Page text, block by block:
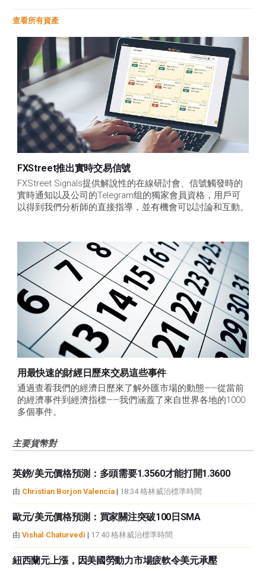
查看所有資產
FXStreet推出實時交易信號
FXStreet Signals提供解說性的在線研討會、信號觸發時的
實時通知以及公司的Telegram组的獨家會員資格，用戶可
以得到我們分析師的直接指導，並有機會可以討論和互動。
用最快速的財經日歷來交易這些事件
通過查看我們的經濟日歷來了解外匯市場的動態——從當前
的經濟事件到經濟指標——我們涵蓋了來自世界各地的1000
多個事件。
主要貨幣對
英鎊/美元價格預測：多頭需要1.3560才能打開1.3600
由 Christian Borjon Valencia | 18:34 格林威治標準時間
歐元/美元價格預測：買家關注突破100日SMA
由 Vishal Chaturvedi | 17:40 格林威治標準時間
紐西蘭元上漲，因美國勞動力市場疲軟令美元承壓